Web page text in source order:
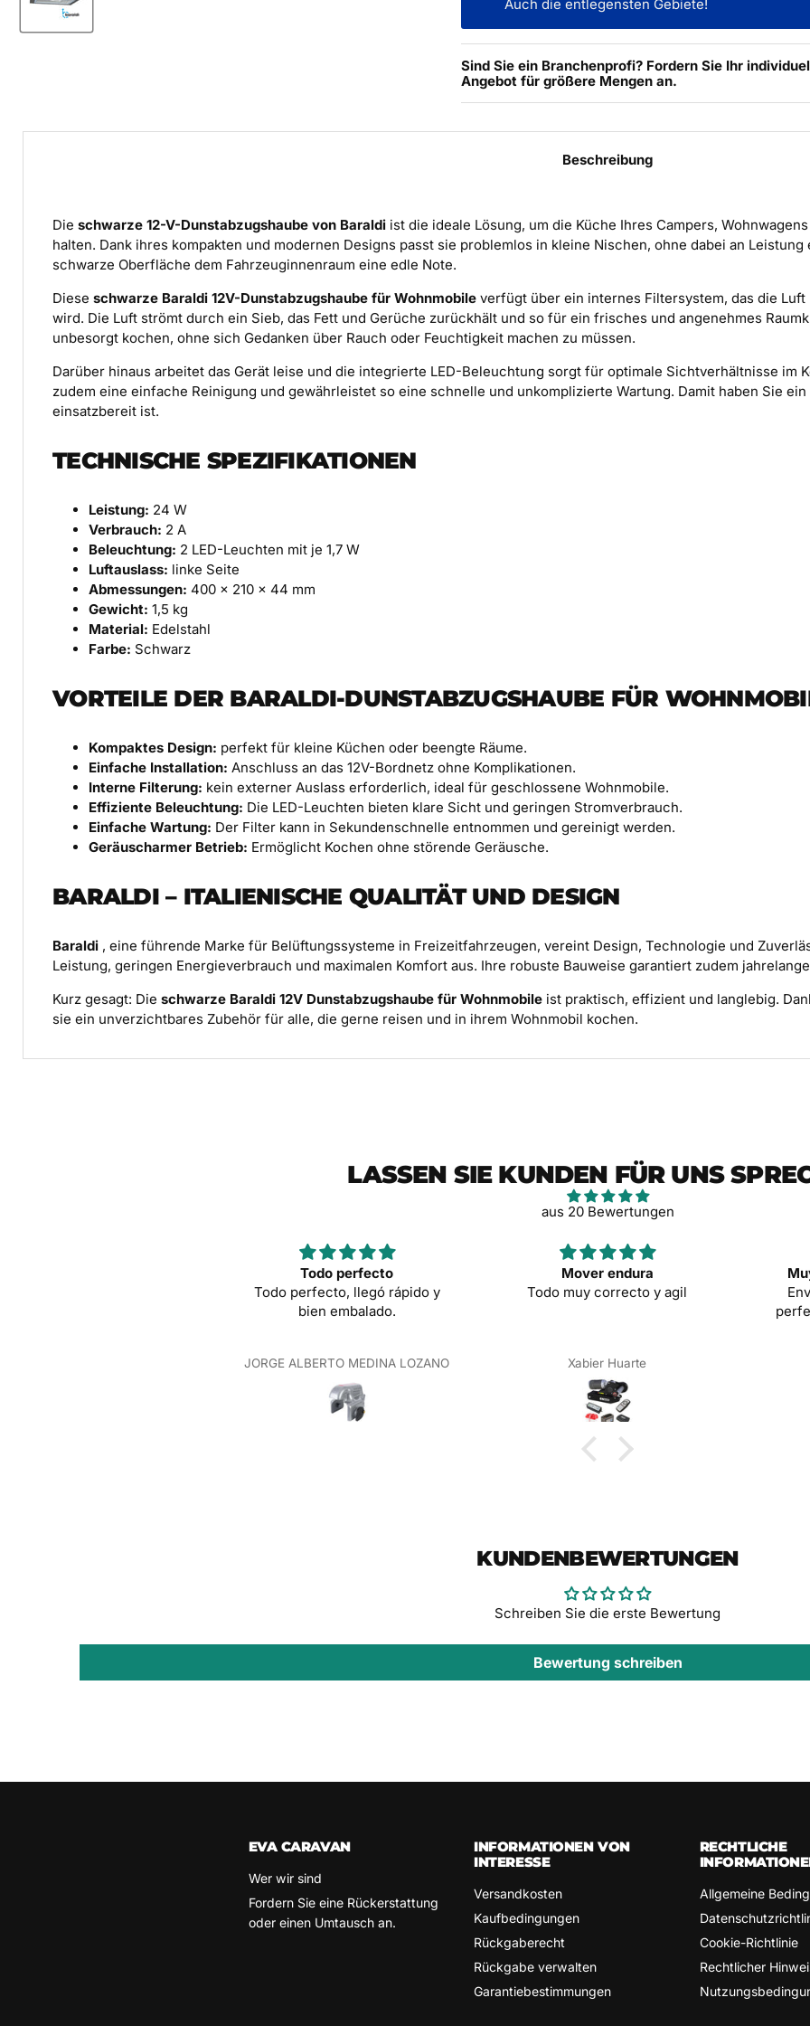
Auch die entlegensten Gebiete!
Sind Sie ein Branchenprofi? Fordern Sie Ihr
Angebot für größere Mengen an.
Beschreibung
Die schwarze 12-V-Dunstabzugshaube von Baraldi ist die ideale Lösung, um die Küche Ihres Campers,
halten. Dank ihres kompakten und modernen Designs passt sie problemlos in kleine Nischen, ohne dabei an
schwarze Oberfläche dem Fahrzeuginnenraum eine edle Note.
Diese schwarze Baraldi 12V-Dunstabzugshaube für Wohnmobile verfügt über ein internes Filtersystem, das die
wird. Die Luft strömt durch ein Sieb, das Fett und Gerüche zurückhält und so für ein frisches und angenehmes
unbesorgt kochen, ohne sich Gedanken über Rauch oder Feuchtigkeit machen zu müssen.
Darüber hinaus arbeitet das Gerät leise und die integrierte LED-Beleuchtung sorgt für optimale Sichtverhältnisse im
zudem eine einfache Reinigung und gewährleistet so eine schnelle und unkomplizierte Wartung. Damit haben Sie
einsatzbereit ist.
TECHNISCHE SPEZIFIKATIONEN
Leistung: 24 W
Verbrauch: 2 A
Beleuchtung: 2 LED-Leuchten mit je 1,7 W
Luftauslass: linke Seite
Abmessungen: 400 × 210 × 44 mm
Gewicht: 1,5 kg
Material: Edelstahl
Farbe: Schwarz
VORTEILE DER BARALDI-DUNSTABZUGSHAUBE FÜR
Kompaktes Design: perfekt für kleine Küchen oder beengte Räume.
Einfache Installation: Anschluss an das 12V-Bordnetz ohne Komplikationen.
Interne Filterung: kein externer Auslass erforderlich, ideal für geschlossene Wohnmobile.
Effiziente Beleuchtung: Die LED-Leuchten bieten klare Sicht und geringen Stromverbrauch.
Einfache Wartung: Der Filter kann in Sekundenschnelle entnommen und gereinigt werden.
Geräuscharmer Betrieb: Ermöglicht Kochen ohne störende Geräusche.
BARALDI – ITALIENISCHE QUALITÄT UND DESIGN
Baraldi , eine führende Marke für Belüftungssysteme in Freizeitfahrzeugen, vereint Design, Technologie und
Leistung, geringen Energieverbrauch und maximalen Komfort aus. Ihre robuste Bauweise garantiert zudem
Kurz gesagt: Die schwarze Baraldi 12V Dunstabzugshaube für Wohnmobile ist praktisch, effizient und langlebig.
sie ein unverzichtbares Zubehör für alle, die gerne reisen und in ihrem Wohnmobil kochen.
LASSEN SIE KUNDEN FÜR UNS
aus 20 Bewertungen
Mover endura
Todo muy correcto y agil
Xabier Huarte
Muy buena experiencia.
Envío rápido, paquete en
Anónimo
KUNDENBEWERTUNGEN
Schreiben Sie die erste Bewertung
Bewertung schreiben
EVA CARAVAN
Wer wir sind
Fordern Sie eine Rückerstattung
oder einen Umtausch an.
INFORMATIONEN VON
INTERESSE
Versandkosten
Kaufbedingungen
Rückgaberecht
Rückgabe verwalten
Garantiebestimmungen
RECHTLICHE
Allgemeine
Cookie-Richtlinie
Rechtlicher